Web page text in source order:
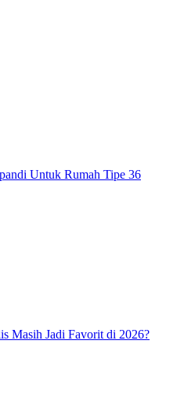
Untuk Rumah Tipe 36
Masih Jadi Favorit di 2026?